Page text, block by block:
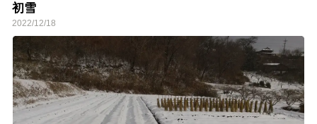
初雪
2022/12/18